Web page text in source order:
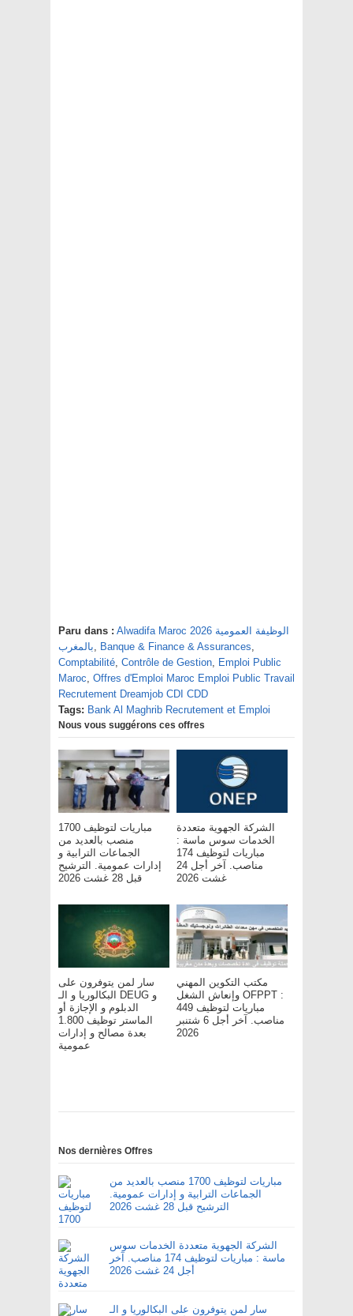
Paru dans : Alwadifa Maroc 2026 الوظيفة العمومية
بالمغرب, Banque & Finance & Assurances,
Comptabilité, Contrôle de Gestion, Emploi Public
Maroc, Offres d'Emploi Maroc Emploi Public Travail
Recrutement Dreamjob CDI CDD
Tags: Bank Al Maghrib Recrutement et Emploi
Nous vous suggérons ces offres
مباريات لتوظيف 1700
منصب بالعديد من
الجماعات الترابية و
إدارات عمومية. الترشيح
قبل 28 غشت 2026
الشركة الجهوية متعددة
الخدمات سوس ماسة :
مباريات لتوظيف 174
مناصب. آخر أجل 24
غشت 2026
سار لمن يتوفرون على
البكالوريا و الـ DEUG و
الدبلوم و الإجازة أو
الماستر توظيف 1.800
بعدة مصالح و إدارات
عمومية
مكتب التكوين المهني
وإنعاش الشغل OFPPT :
مباريات لتوظيف 449
مناصب. آخر أجل 6 شتنبر
2026
Nos dernières Offres
مباريات لتوظيف 1700 منصب بالعديد من
الجماعات الترابية و إدارات عمومية.
الترشيح قبل 28 غشت 2026
الشركة الجهوية متعددة الخدمات سوس
ماسة : مباريات لتوظيف 174 مناصب. آخر
أجل 24 غشت 2026
سار لمن يتوفرون على البكالوريا و الـ